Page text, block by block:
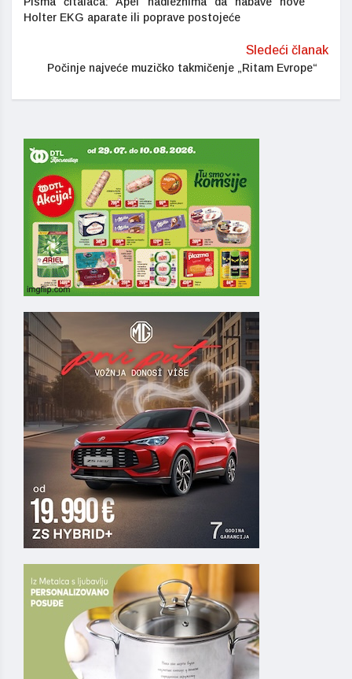
Holter EKG aparate ili poprave postojeće
Sledeći članak
Počinje najveće muzičko takmičenje „Ritam Evrope“